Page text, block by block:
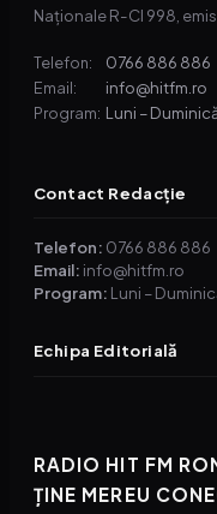
Naționale R-CI 998,
Telefon: 0766 886 886
Email: info@hitfm.ro
Program: Luni –
Contact Redacție
Telefon: 0766 886 886
Email: info@hitfm.ro
Program: Luni –
Echipa Editorială
RADIO HIT FM
ȚINE MEREU